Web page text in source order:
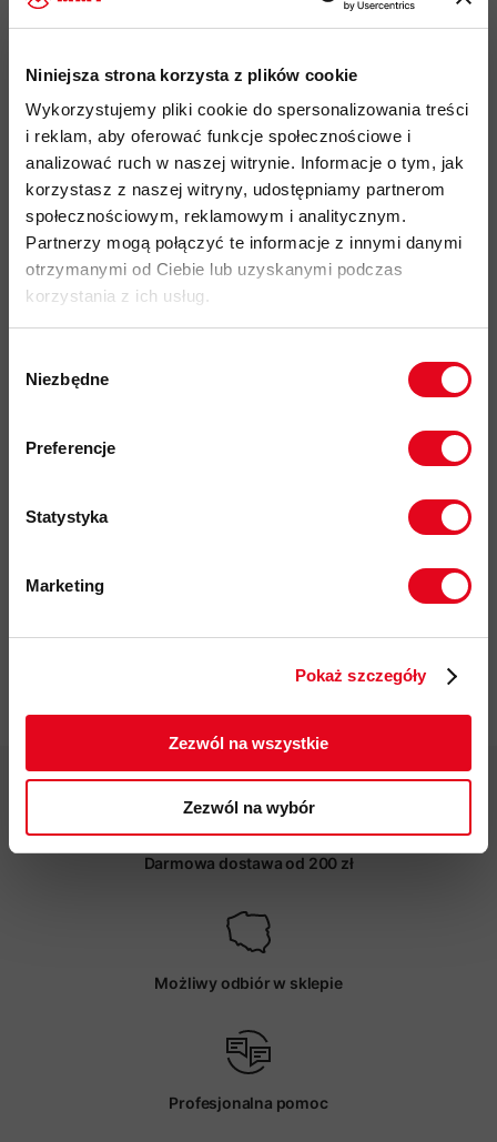
Niniejsza strona korzysta z plików cookie
Wykorzystujemy pliki cookie do spersonalizowania treści
i reklam, aby oferować funkcje społecznościowe i
analizować ruch w naszej witrynie. Informacje o tym, jak
korzystasz z naszej witryny, udostępniamy partnerom
społecznościowym, reklamowym i analitycznym.
Partnerzy mogą połączyć te informacje z innymi danymi
otrzymanymi od Ciebie lub uzyskanymi podczas
korzystania z ich usług.
zgody
Niezbędne
Preferencje
Statystyka
Marketing
Pokaż szczegóły
Zezwól na wszystkie
Zezwól na wybór
idealny produkt do: alpinizm, wspinaczka górska, trekking
lekki, oddychający i szybkoschnący materiałPolartec Power
Dryskutecznie odprowadza wilgoć i zwiększa komfort
noszenia
wysoka odporność na ścieranie zapewnia trwałość nawet
przy intensywnym użytkowaniu
krój dopasowany do wspinaczki umożliwia swobodę ruchów
wąskie, płaskie szwy minimalizujące ryzyko obtarć i
testowana przez sportowców Mammut w warunkach
przyjazność środowiskowa: materiały pochodzące z
Więcej o produkcie
Darmowa dostawa od 200 zł
Możliwy odbiór w sklepie
Profesjonalna pomoc
zgodnie z Polityką prywatności.